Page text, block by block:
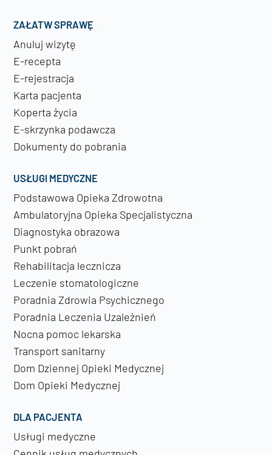
ZAŁATW SPRAWĘ
Anuluj wizytę
E-recepta
E-rejestracja
Karta pacjenta
Koperta życia
E-skrzynka podawcza
Dokumenty do pobrania
USŁUGI MEDYCZNE
Podstawowa Opieka Zdrowotna
Ambulatoryjna Opieka Specjalistyczna
Diagnostyka obrazowa
Punkt pobrań
Rehabilitacja lecznicza
Leczenie stomatologiczne
Poradnia Zdrowia Psychicznego
Poradnia Leczenia Uzależnień
Nocna pomoc lekarska
Transport sanitarny
Dom Dziennej Opieki Medycznej
Dom Opieki Medycznej
DLA PACJENTA
Usługi medyczne